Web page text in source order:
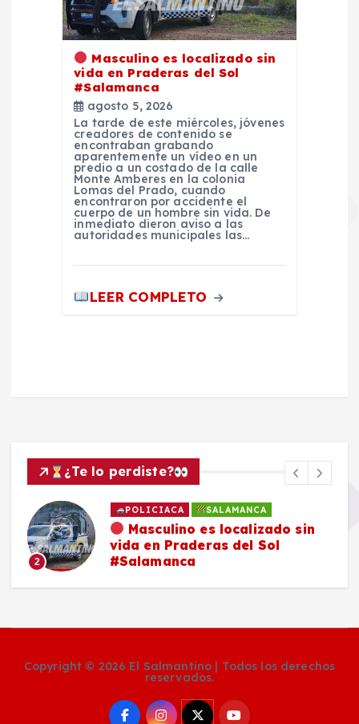
Masculino es localizado sin
vida en Praderas del Sol
#Salamanca
agosto 5, 2026
La tarde de este miércoles, jóvenes
creadores de contenido se
encontraban grabando
aparentemente un vídeo en un
predio a un costado de la calle
Monte Amberes en la colonia
Lomas del Prado, cuando
encontraron por accidente el
cuerpo de un hombre sin vida. De
inmediato dieron aviso a las
autoridades municipales las…
LEER COMPLETO
¿Te lo perdiste?
2
POLICIACA SALAMANCA
Masculino es localizado sin
vida en Praderas del Sol
#Salamanca
Copyright © 2026 El Salmantino | Todos los derechos
reservados.